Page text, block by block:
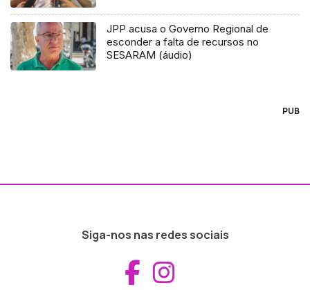
JPP acusa o Governo Regional de
esconder a falta de recursos no
SESARAM (áudio)
PUB
Siga-nos nas redes sociais
Aceder ao